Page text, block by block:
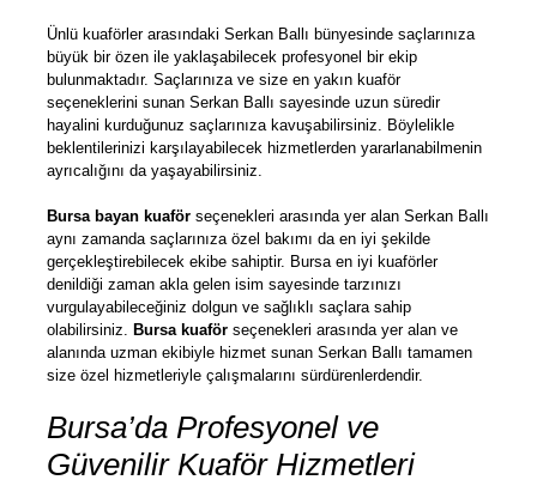
Ünlü kuaförler arasındaki Serkan Ballı bünyesinde saçlarınıza
büyük bir özen ile yaklaşabilecek profesyonel bir ekip
bulunmaktadır. Saçlarınıza ve size en yakın kuaför
seçeneklerini sunan Serkan Ballı sayesinde uzun süredir
hayalini kurduğunuz saçlarınıza kavuşabilirsiniz. Böylelikle
beklentilerinizi karşılayabilecek hizmetlerden yararlanabilmenin
ayrıcalığını da yaşayabilirsiniz.
Bursa bayan kuaför seçenekleri arasında yer alan Serkan Ballı
aynı zamanda saçlarınıza özel bakımı da en iyi şekilde
gerçekleştirebilecek ekibe sahiptir. Bursa en iyi kuaförler
denildiği zaman akla gelen isim sayesinde tarzınızı
vurgulayabileceğiniz dolgun ve sağlıklı saçlara sahip
olabilirsiniz. Bursa kuaför seçenekleri arasında yer alan ve
alanında uzman ekibiyle hizmet sunan Serkan Ballı tamamen
size özel hizmetleriyle çalışmalarını sürdürenlerdendir.
Bursa’da Profesyonel ve
Güvenilir Kuaför Hizmetleri